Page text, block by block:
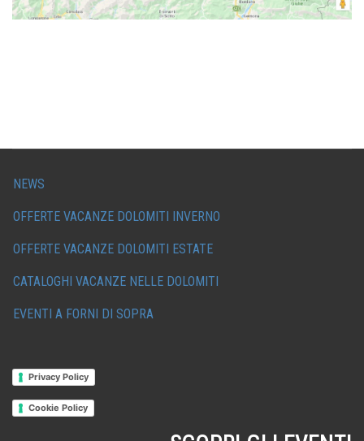
NEWS
OFFERTE VACANZE DOLOMITI INVERNO
OFFERTE VACANZE DOLOMITI ESTATE
CATALOGHI VACANZE NELLE DOLOMITI
EVENTI A FORNI DI SOPRA
Privacy Policy
Cookie Policy